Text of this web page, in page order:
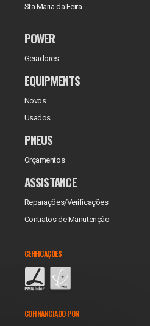
Sta Maria da Feira
POWER
Geradores
EQUIPMENTS
Novos
Usados
PNEUS
Orçamentos
ASSISTANCE
Reparações/Verificações
Contratos de Manutenção
CERFICAÇÕES
COFINANCIADO POR